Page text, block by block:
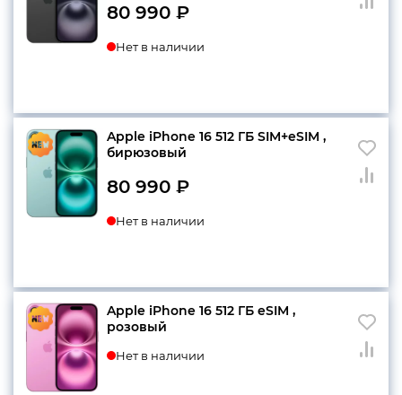
80 990 ₽
Нет в наличии
Apple iPhone 16 512 ГБ SIM+eSIM ,
бирюзовый
80 990 ₽
Нет в наличии
Apple iPhone 16 512 ГБ eSIM ,
розовый
Нет в наличии